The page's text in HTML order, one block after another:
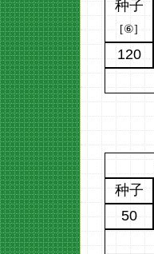
种子
[⑥]
120
种子
50